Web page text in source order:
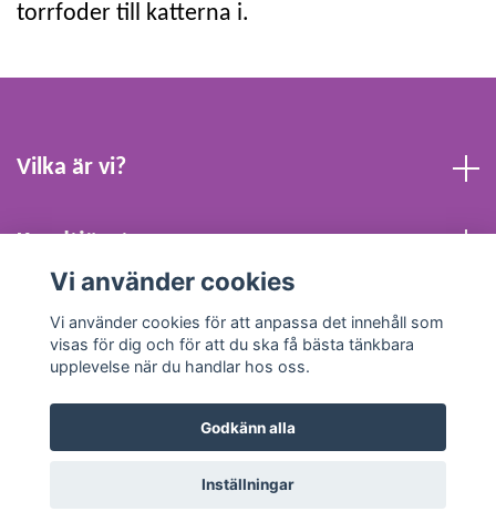
torrfoder till katterna i.
Vilka är vi?
Kundtjänst
Köpvillkor och Kontakt
© 2026 Webbpresenten Sverige AB
Vi använder cookies
Vi använder cookies för att anpassa det innehåll som
visas för dig och för att du ska få bästa tänkbara
upplevelse när du handlar hos oss.
Godkänn alla
Inställningar